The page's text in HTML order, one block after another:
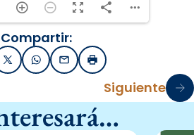
Compartir:
X / TwitterWhatsApp
EmailImprimir
Siguiente